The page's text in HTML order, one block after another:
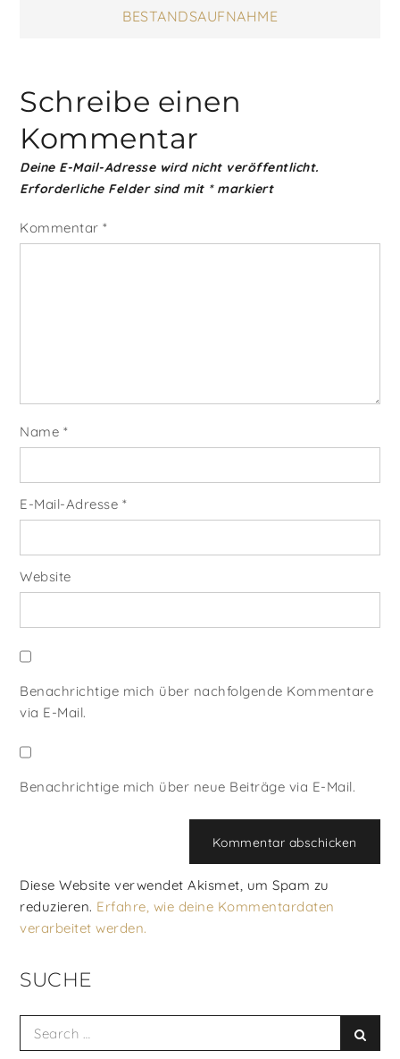
BESTANDSAUFNAHME
Schreibe einen
Kommentar
Deine E-Mail-Adresse wird nicht veröffentlicht.
Erforderliche Felder sind mit *markiert
Kommentar*
Name *
E-Mail-Adresse *
Website
Benachrichtige mich über nachfolgende Kommentare
via E-Mail.
Benachrichtige mich über neue Beiträge via E-Mail.
Diese Website verwendet Akismet, um Spam zu
reduzieren. Erfahre, wie deine Kommentardaten
verarbeitet werden.
SUCHE
Search
for: